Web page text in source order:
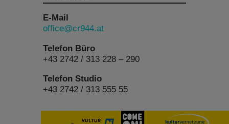
E-Mail
office@cr944.at
Telefon Büro
+43 2742 / 313 228 – 290
Telefon Studio
+43 2742 / 313 555 55